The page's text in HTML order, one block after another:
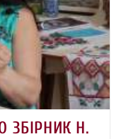
ЗБІРНИК Н.